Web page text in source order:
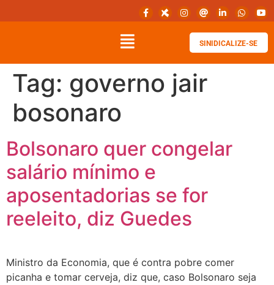
SINIDICALIZE-SE
Tag: governo jair
bosonaro
Bolsonaro quer congelar
salário mínimo e
aposentadorias se for
reeleito, diz Guedes
Ministro da Economia, que é contra pobre comer
picanha e tomar cerveja, diz que, caso Bolsonaro seja